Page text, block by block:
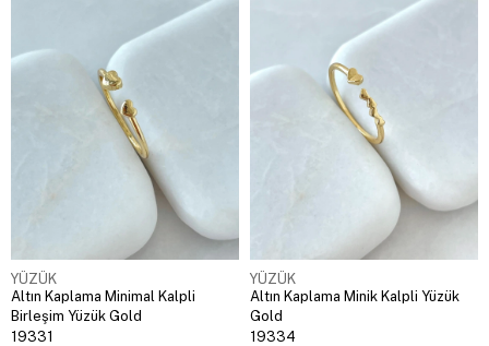
YÜZÜK
Altın Kaplama Minimal Kalpli
Birleşim Yüzük Gold
19331
YÜZÜK
Altın Kaplama Minik Kalpli Yüzük
Gold
19334